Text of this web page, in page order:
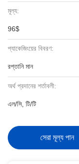
মূল্য:
96$
প্যাকেজিংয়ের বিবরণ:
রপ্তানি মান
অর্থ প্রদানের শর্তাবলী:
এল/সি, টি/টি
সেরা মূল্য পান